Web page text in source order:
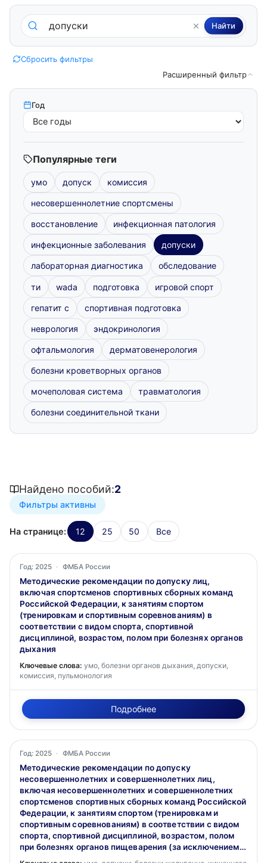
Поиск по методическим пособиям Найти
Сбросить фильтры
Расширенный фильтр
Год
Популярные теги
умо допуск комиссия
несовершеннолетние спортсмены
восстановление инфекционная патология
инфекционные заболевания допуски
лабораторная диагностика обследование
ти wada подготовка игровой спорт
гепатит с спортивная подготовка
неврология эндокринология
офтальмология дерматовенерология
болезни кроветворных органов
мочеполовая система травматология
болезни соединительной ткани
Найдено пособий:2
Фильтры активны
На странице: 12 25 50 Все
Год: 2025 · ФМБА России
Методические рекомендации по допуску лиц,
включая спортсменов спортивных сборных команд
Российской Федерации, к занятиям спортом
(тренировкам и спортивным соревнованиям) в
соответствии с видом спорта, спортивной
дисциплиной, возрастом, полом при болезнях органов
дыхания
Ключевые слова: умо, болезни органов дыхания, допуски,
комиссия, пульмонология
Подробнее
Год: 2025 · ФМБА России
Методические рекомендации по допуску
несовершеннолетних и совершеннолетних лиц,
включая несовершеннолетних и совершеннолетних
спортсменов спортивных сборных команд Российской
Федерации, к занятиям спортом (тренировкам и
спортивным соревнованиям) в соответствии с видом
спорта, спортивной дисциплиной, возрастом, полом
при болезнях органов пищеварения (за исключением